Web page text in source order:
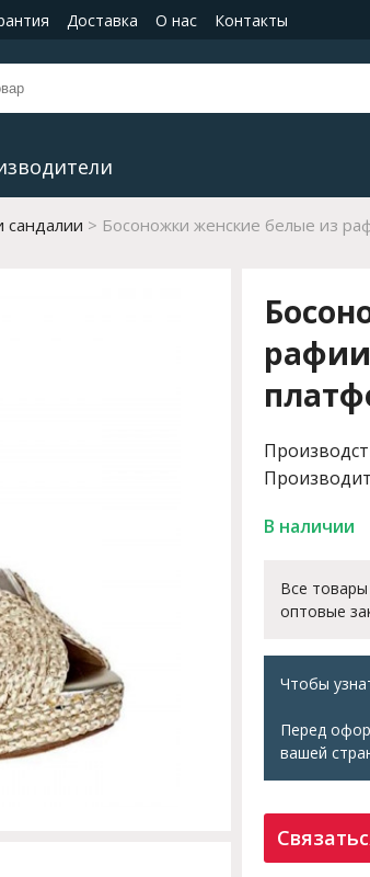
Доставка О нас Контакты
сандалии Босоножки женские белые из
В наличии
Все
оптовые
Чтобы
Перед
вашей